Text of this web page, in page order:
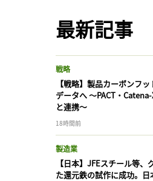
最新記事
戦略
【戦略】製品カーボンフ
データへ 〜PACT・
と連携〜
18時間前
製造業
【日本】JFEスチール等、
た還元鉄の試作に成功。日